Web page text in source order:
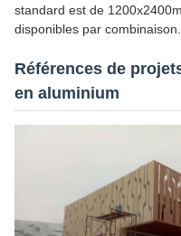
standard est de
disponibles par combinaison.
Références de
en aluminium